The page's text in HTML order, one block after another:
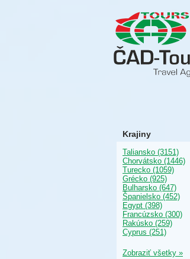
Krajiny
Taliansko (3151)
Chorvátsko (1446)
Turecko (1059)
Grécko (925)
Bulharsko (647)
Španielsko (452)
Egypt (398)
Francúzsko (300)
Rakúsko (259)
Cyprus (251)
Zobraziť všetky »